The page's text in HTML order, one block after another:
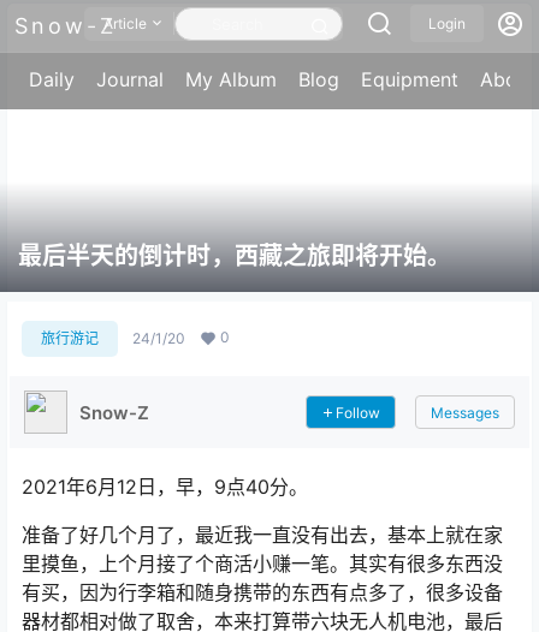
Snow-Z
Daily Journal My Album Blog Equipment About
Article Login
最后半天的倒计时，西藏之旅即将开始。
旅行游记 24/1/20 0
Snow-Z Follow Messages
2021年6月12日，早，9点40分。
准备了好几个月了，最近我一直没有出去，基本上就在家
里摸鱼，上个月接了个商活小赚一笔。其实有很多东西没
有买，因为行李箱和随身携带的东西有点多了，很多设备
器材都相对做了取舍，本来打算带六块无人机电池，最后